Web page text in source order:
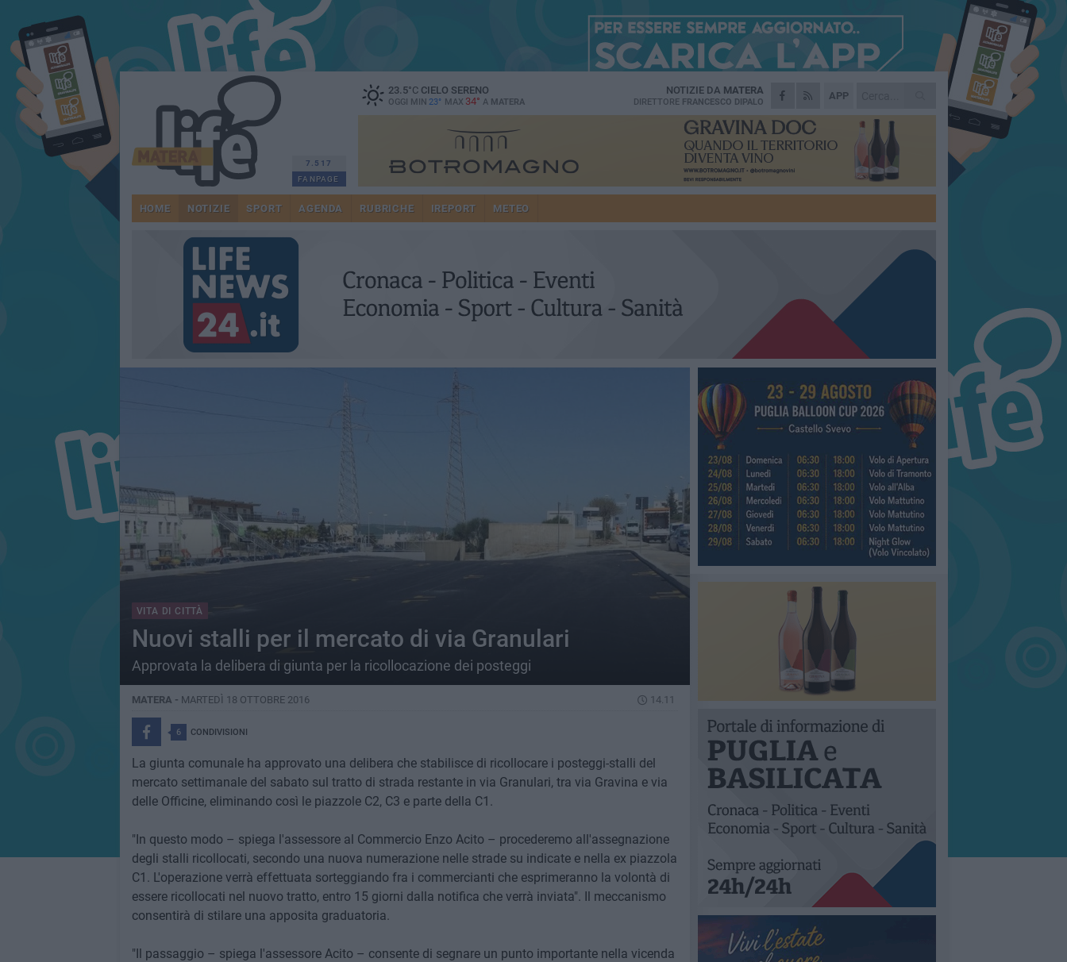
7.517
FANPAGE
23.5°CCIELO SERENO
OGGI MIN 23° MAX 34° A MATERA
APP
NOTIZIE DA MATERA
DIRETTORE FRANCESCO DIPALO
HOME NOTIZIE SPORT AGENDA RUBRICHE IREPORT METEO
VITA DI CITTÀ
Nuovi stalli per il mercato di via Granulari
Approvata la delibera di giunta per la ricollocazione dei posteggi
MATERA - MARTEDÌ 18 OTTOBRE 2016 14.11
6 CONDIVISIONI
​La giunta comunale ha approvato una delibera che stabilisce di ricollocare i posteggi-stalli del
mercato settimanale del sabato sul tratto di strada restante in via Granulari, tra via Gravina e via
delle Officine, eliminando così le piazzole C2, C3 e parte della C1.
"In questo modo – spiega l'assessore al Commercio Enzo Acito – procederemo all'assegnazione
degli stalli ricollocati, secondo una nuova numerazione nelle strade su indicate e nella ex piazzola
C1. L'operazione verrà effettuata sorteggiando fra i commercianti che esprimeranno la volontà di
essere ricollocati nel nuovo tratto, entro 15 giorni dalla notifica che verrà inviata". Il meccanismo
consentirà di stilare una apposita graduatoria.
"Il passaggio – spiega l'assessore Acito – consente di segnare un punto importante nella vicenda